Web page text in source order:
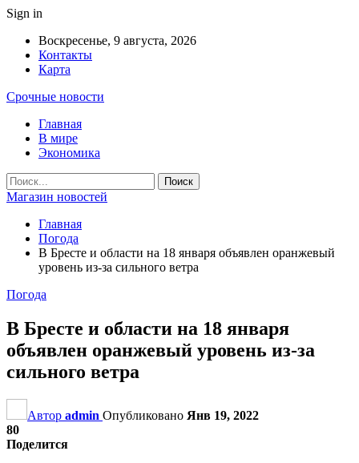
Sign in
Воскресенье, 9 августа, 2026
Контакты
Карта
Срочные новости
Главная
В мире
Экономика
Магазин новостей
Главная
Погода
В Бресте и области на 18 января объявлен оранжевый
уровень из-за сильного ветра
Погода
В Бресте и области на 18 января
объявлен оранжевый уровень из-за
сильного ветра
Автор admin Опубликовано Янв 19, 2022
80
Поделится